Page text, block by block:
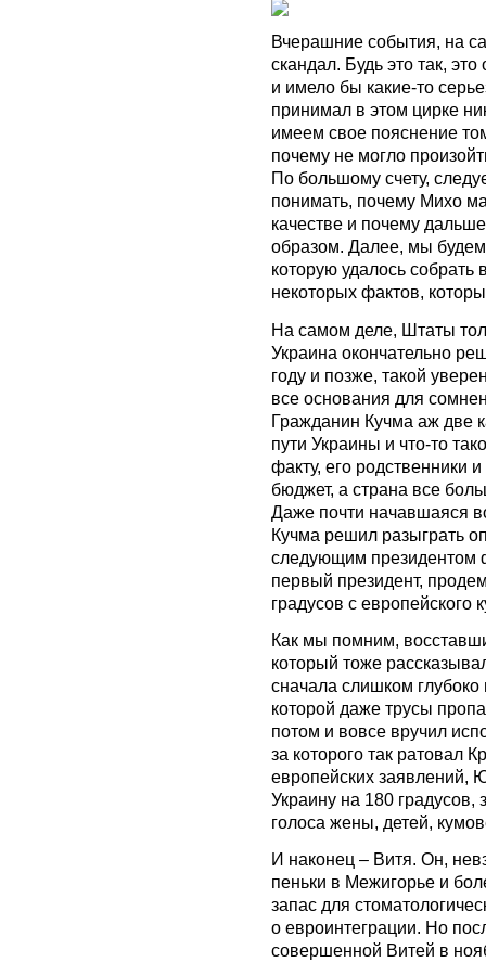
Вчерашние события, на
скандал. Будь это так,
и имело бы какие-то
принимал в этом цирке
имеем свое пояснение
почему не могло
По большому счету,
понимать, почему Михо
качестве и почему
образом. Далее, мы
которую удалось собрать
некоторых фактов,
На самом деле, Штаты
Украина окончательно
году и позже, такой
все основания для
Гражданин Кучма аж две
пути Украины и что-то
факту, его родственники
бюджет, а страна все
Даже почти начавшаяся
Кучма решил разыграть
следующим президентом
первый президент,
градусов с европейского
Как мы помним,
который тоже
сначала слишком
которой даже трусы
потом и вовсе вручил
за которого так ратовал
европейских заявлений,
Украину на 180 градусов,
голоса жены, детей,
И наконец – Витя. Он,
пеньки в Межигорье и
запас для
о евроинтеграции. Но
совершенной Витей в